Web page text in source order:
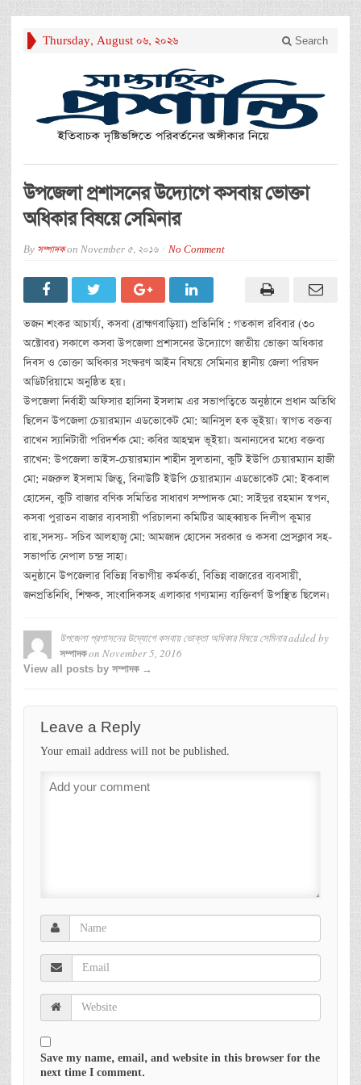
Thursday, August 06, 2026 Search
উপজেলা প্রশাসনের উদ্যোগে কসবায় ভোক্তা
অধিকার বিষয়ে সেমিনার
By সম্পাদকon November 5, 2016 No Comment
ভজন শংকর আচার্য্য, কসবা (ব্রাহ্মণবাড়িয়া) প্রতিনিধি : গতকাল রবিবার (৩০
অক্টোবর) সকালে কসবা উপজেলা প্রশাসনের উদ্যোগে জাতীয় ভোক্তা অধিকার
দিবস ও ভোক্তা অধিকার সংক্ষরণ আইন বিষয়ে সেমিনার স্থানীয় জেলা পরিষদ
অডিটরিয়ামে অনুষ্ঠিত হয়।
উপজেলা নির্বাহী অফিসার হাসিনা ইসলাম এর সভাপত্বিতে অনুষ্ঠানে প্রধান অতিথি
ছিলেন উপজেলা চেয়ারম্যান এডভোকেট মো: আনিসুল হক ভূইয়া। স্বাগত বক্তব্য
রাখেন স্যানিটারী পরিদর্শক মো: কবির আহম্মদ ভূইয়া। অনান্যদের মধ্যে বক্তব্য
রাখেন: উপজেলা ভাইস-চেয়ারম্যান শাহীন সুলতানা, কুটি ইউপি চেয়ারম্যান হাজী
মো: নজরুল ইসলাম জিতু, বিনাউটি ইউপি চেয়ারম্যান এডভোকেট মো: ইকবাল
হোসেন, কুটি বাজার বণিক সমিতির সাধারণ সম্পাদক মো: সাইদুর রহমান স্বপন,
কসবা পুরাতন বাজার ব্যবসায়ী পরিচালনা কমিটির আহব্বায়ক দিলীপ কুমার
রায়,সদস্য- সচিব আলহাজ্ব মো: আমজাদ হোসেন সরকার ও কসবা প্রেসক্লাব সহ-
সভাপতি নেপাল চন্দ্র সাহা।
অনুষ্ঠানে উপজেলার বিভিন্ন বিভাগীয় কর্মকর্তা, বিভিন্ন বাজারের ব্যবসায়ী,
জনপ্রতিনিধি, শিক্ষক, সাংবাদিকসহ এলাকার গণ্যমান্য ব্যক্তিবর্গ উপস্থিত ছিলেন।
উপজেলা প্রশাসনের উদ্যোগে কসবায় ভোক্তা অধিকার বিষয়ে সেমিনারadded by
সম্পাদকon November 5, 2016
View all posts by সম্পাদক →
Leave a Reply
Your email address will not be published.
Save my name, email, and website in this browser for the
next time I comment.